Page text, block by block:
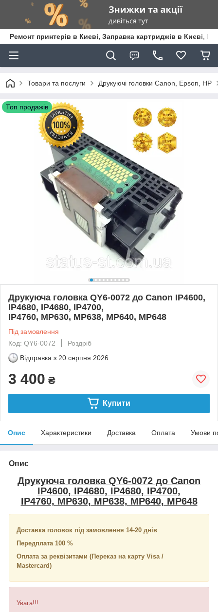
Ремонт принтерів в Києві, Заправка картриджів в Києві,
Товари та послуги Друкуючі головки Canon, Epson, HP
Топ продажів
Друкуюча головка QY6-0072 до Canon IP4600,
IP4680, IP4680, IP4700,
IP4760, MP630, MP638, MP640, MP648
Під замовлення
Код: QY6-0072
Роздріб
Відправка з 20 серпня 2026
3 400 ₴
Купити
Опис Характеристики Доставка Оплата Умови
Опис
Друкуюча головка QY6-0072 до Canon
IP4600, IP4680, IP4680, IP4700,
IP4760, MP630, MP638, MP640, MP648
Доставка головок під замовлення 14-20 днів
Передплата 100 %
Оплата за реквізитами (Переказ на карту Visa /
Mastercard)
Увага!!!